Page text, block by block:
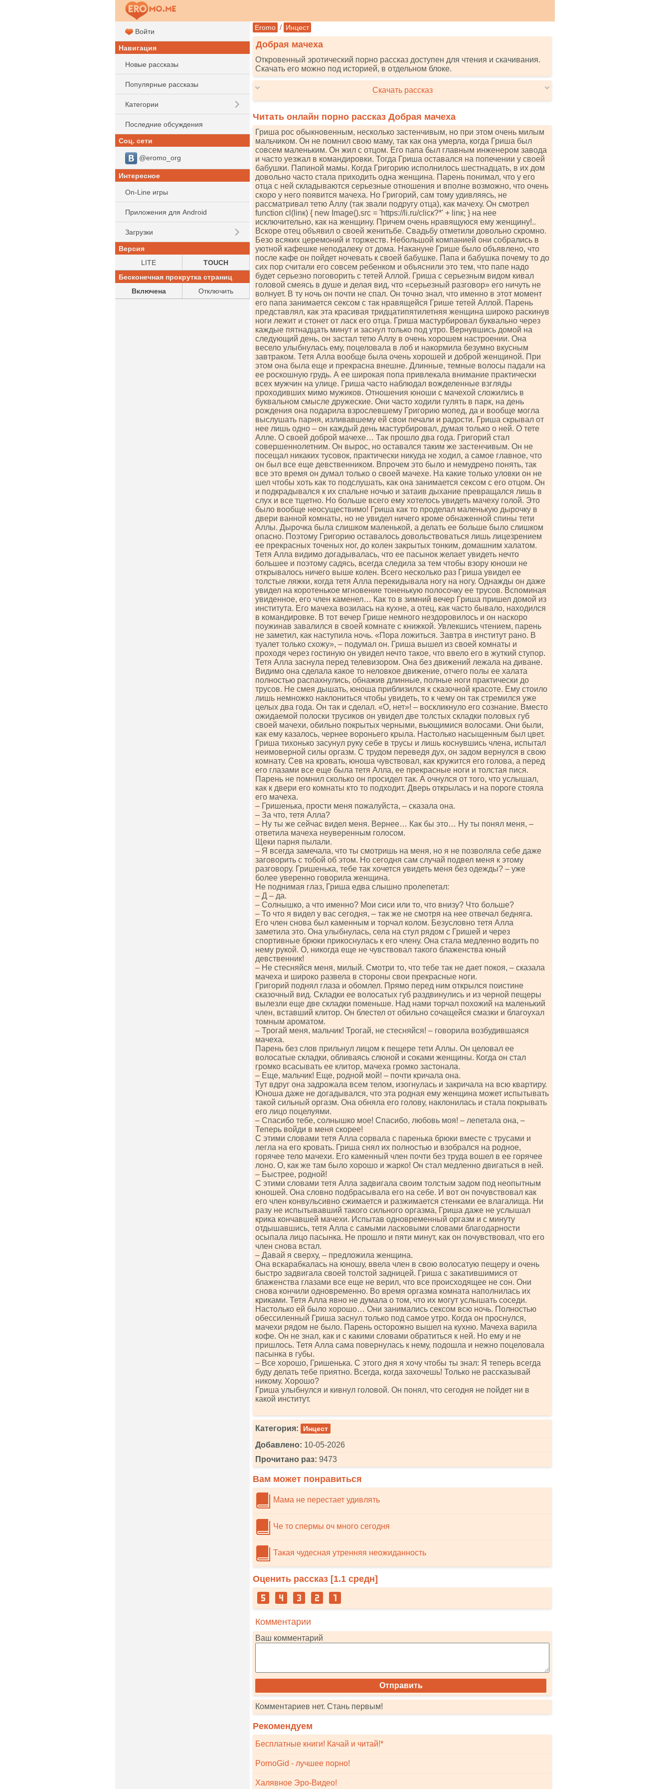
Eromo / Инцест
Добрая мачеха
Откровенный эротический порно рассказ доступен для чтения и скачивания.
Скачать его можно под историей, в отдельном блоке.
Скачать рассказ
Читать онлайн порно рассказ Добрая мачеха
Гриша рос обыкновенным, несколько застенчивым, но при этом очень милым
мальчиком. Он не помнил свою мамy, так как она умерла, когда Гриша был
совсем маленьким. Он жил с отцом. Его папа был главным инженером завода
и часто уезжал в командировки. Тогда Гриша оставался на попечении у своей
бабушки. Папиной мамы. Когда Григорию исполнилось шестнадцать, в их дом
довольно часто стала приходить одна женщина. Парень понимал, что у его
отца с ней складываются серьезные отношения и вполне возможно, что очень
скоро у него появится мачеха. Но Григорий, сам тому удивляясь, не
рассматривал тетю Аллу (так звали подругу отца), как мачеху. Он смотрел
funсtiоn сl(linк) { nеw Imаgе().srс = 'httрs://li.ru/сliск?*' + linк; } на нее
исключительно, как на женщину. Причем очень нравящуюся ему женщину!..
Вскоре отец объявил о своей женитьбе. Свадьбу отметили довольно скромно.
Безо всяких церемоний и торжеств. Небольшой компанией они собрались в
уютной кафешке неподалеку от дома. Накануне Грише было объявлено, что
после кафе он пойдет ночевать к своей бабушке. Папа и бабушка почему то до
сих пор считали его совсем ребенком и объяснили это тем, что папе надо
будет серьезно поговорить с тетей Аллой. Гриша с серьезным видом кивал
головой смеясь в душе и делая вид, что «серьезный разговор» его ничуть не
волнует. В ту ночь он почти не спал. Он точно знал, что именно в этот момент
его папа занимается сексом с так нравящейся Грише тетей Аллой. Парень
представлял, как эта красивая тридцатипятилетняя женщина широко раскинув
ноги лежит и стонет от ласк его отца. Гриша мастурбировал буквально через
каждые пятнадцать минут и заснул только под утро. Вернувшись домой на
следующий день, он застал тетю Аллу в очень хорошем настроении. Она
весело улыбнулась ему, поцеловала в лоб и накормила безумно вкусным
завтраком. Тетя Алла вообще была очень хорошей и доброй женщиной. При
этом она была еще и прекрасна внешне. Длинные, темные волосы падали на
ее роскошную грудь. А ее широкая попа привлекала внимание практически
всех мужчин на улице. Гриша часто наблюдал вожделенные взгляды
проходивших мимо мужиков. Отношения юноши с мачехой сложились в
буквальном смысле дружеские. Они часто ходили гулять в парк, на день
рождения она подарила взрослевшему Григорию мопед, да и вообще могла
выслушать парня, изливавшему ей свои печали и радости. Гриша скрывал от
нее лишь одно – он каждый день мастурбировал, думая только о ней. О тете
Алле. О своей доброй мачехе… Так прошло два года. Григорий стал
совершеннолетним. Он вырос, но оставался таким же застенчивым. Он не
посещал никаких тусовок, практически никуда не ходил, а самое главное, что
он был все еще девственником. Впрочем это было и немудрено понять, так
все это время он думал только о своей мачехе. На какие только уловки он не
шел чтобы хоть как то подслушать, как она занимается сексом с его отцом. Он
и подкрадывался к их спальне ночью и затаив дыхание превращался лишь в
слух и все тщетно. Но больше всего ему хотелось увидеть мачеху голой. Это
было вообще неосуществимо! Гриша как то проделал маленькую дырочку в
двери ванной комнаты, но не увидел ничего кроме обнаженной спины тети
Аллы. Дырочка была слишком маленькой, а делать ее больше было слишком
опасно. Поэтому Григорию оставалось довольствоваться лишь лицезрением
ее прекрасных точеных ног, до колен закрытых тонким, домашним халатом.
Тетя Алла видимо догадывалась, что ее пасынок желает увидеть нечто
большее и поэтому садясь, всегда следила за тем чтобы взору юноши не
открывалось ничего выше колен. Всего несколько раз Гриша увидел ее
толстые ляжки, когда тетя Алла перекидывала ногу на ногу. Однажды он даже
увидел на коротенькое мгновение тоненькую полосочку ее трусов. Вспоминая
увиденное, его член каменел… Как то в зимний вечер Гриша пришел домой из
института. Его мачеха возилась на кухне, а отец, как часто бывало, находился
в командировке. В тот вечер Грише немного нездоровилось и он наскоро
поужинав завалился в своей комнате с книжкой. Увлекшись чтением, парень
не заметил, как наступила ночь. «Пора ложиться. Завтра в институт рано. В
туалет только схожу», – подумал он. Гриша вышел из своей комнаты и
проходя через гостиную он увидел нечто такое, что ввело его в жуткий ступор.
Тетя Алла заснула перед телевизором. Она без движений лежала на диване.
Видимо она сделала какое то неловкое движение, отчего полы ее халата
полностью распахнулись, обнажив длинные, полные ноги практически до
трусов. Не смея дышать, юноша приблизился к сказочной красоте. Ему стоило
лишь немножко наклониться чтобы увидеть, то к чему он так стремился уже
целых два года. Он так и сделал. «О, нет»! – воскликнуло его сознание. Вместо
ожидаемой полоски трусиков он увидел две толстых складки половых губ
своей мачехи, обильно покрытых черными, вьющимися волосами. Они были,
как ему казалось, чернее вороньего крыла. Настолько насыщенным был цвет.
Гриша тихонько засунул руку себе в трусы и лишь коснувшись члена, испытал
неимоверной силы оргазм. С трудом переведя дух, он задом вернулся в свою
комнату. Сев на кровать, юноша чувствовал, как кружится его голова, а перед
его глазами все еще была тетя Алла, ее прекрасные ноги и толстая пися.
Парень не помнил сколько он просидел так. А очнулся от того, что услышал,
как к двери его комнаты кто то подходит. Дверь открылась и на пороге стояла
его мачеха.
– Гришенька, прости меня пожалуйста, – сказала она.
– За что, тетя Алла?
– Ну ты же сейчас видел меня. Вернее… Как бы это… Ну ты понял меня, –
ответила мачеха неуверенным голосом.
Щеки парня пылали.
– Я всегда замечала, что ты смотришь на меня, но я не позволяла себе даже
заговорить с тобой об этом. Но сегодня сам случай подвел меня к этому
разговору. Гришенька, тебе так хочется увидеть меня без одежды? – уже
более уверенно говорила женщина.
Не поднимая глаз, Гриша едва слышно пролепетал:
– Д – да.
– Солнышко, а что именно? Мои сиси или то, что внизу? Что больше?
– То что я видел у вас сегодня, – так же не смотря на нее отвечал бедняга.
Его член снова был каменным и торчал колом. Безусловно тетя Алла
заметила это. Она улыбнулась, села на стул рядом с Гришей и через
спортивные брюки прикоснулась к его члену. Она стала медленно водить по
нему рукой. О, никогда еще не чувствовал такого блаженства юный
девственник!
– Не стесняйся меня, милый. Смотри то, что тебе так не дает покоя, – сказала
мачеха и широко развела в стороны свои прекрасные ноги.
Григорий поднял глаза и обомлел. Прямо перед ним открылся поистине
сказочный вид. Складки ее волосатых губ раздвинулись и из черной пещеры
вылезли еще две складки поменьше. Над нами торчал похожий на маленький
член, вставший клитор. Он блестел от обильно сочащейся смазки и благоухал
томным ароматом.
– Трогай меня, мальчик! Трогай, не стесняйся! – говорила возбудившаяся
мачеха.
Парень без слов прильнул лицом к пещере тети Аллы. Он целовал ее
волосатые складки, обливаясь слюной и соками женщины. Когда он стал
громко всасывать ее клитор, мачеха громко застонала.
– Еще, мальчик! Еще, родной мой! – почти кричала она.
Тут вдруг она задрожала всем телом, изогнулась и закричала на всю квартиру.
Юноша даже не догадывался, что эта родная ему женщина может испытывать
такой сильный оргазм. Она обняла его голову, наклонилась и стала покрывать
его лицо поцелуями.
– Спасибо тебе, солнышко мое! Спасибо, любовь моя! – лепетала она, –
Теперь войди в меня скорее!
С этими словами тетя Алла сорвала с паренька брюки вместе с трусами и
легла на его кровать. Гриша снял их полностью и взобрался на родное,
горячее тело мачехи. Его каменный член почти без труда вошел в ее горячее
лоно. О, как же там было хорошо и жарко! Он стал медленно двигаться в ней.
– Быстрее, родной!
С этими словами тетя Алла задвигала своим толстым задом под неопытным
юношей. Она словно подбрасывала его на себе. И вот он почувствовал как
его член конвульсивно сжимается и разжимается стенками ее влагалища. Ни
разу не испытывавший такого сильного оргазма, Гриша даже не услышал
крика кончавшей мачехи. Испытав одновременный оргазм и с минуту
отдышавшись, тетя Алла с самыми ласковыми словами благодарности
осыпала лицо пасынка. Не прошло и пяти минут, как он почувствовал, что его
член снова встал.
– Давай я сверху, – предложила женщина.
Она вскарабкалась на юношу, ввела член в свою волосатую пещеру и очень
быстро задвигала своей толстой задницей. Гриша с закатившимися от
блаженства глазами все еще не верил, что все происходящее не сон. Они
снова кончили одновременно. Во время оргазма комната наполнилась их
криками. Тетя Алла явно не думала о том, что их могут услышать соседи.
Настолько ей было хорошо… Они занимались сексом всю ночь. Полностью
обессиленный Гриша заснул только под самое утро. Когда он проснулся,
мачехи рядом не было. Парень осторожно вышел на кухню. Мачеха варила
кофе. Он не знал, как и с какими словами обратиться к ней. Но ему и не
пришлось. Тетя Алла сама повернулась к нему, подошла и нежно поцеловала
пасынка в губы.
– Все хорошо, Гришенька. С этого дня я хочу чтобы ты знал: Я теперь всегда
буду делать тебе приятно. Всегда, когда захочешь! Только не рассказывай
никому. Хорошо?
Гриша улыбнулся и кивнул головой. Он понял, что сегодня не пойдет ни в
какой институт.
Категория: Инцест
Добавлено: 10-05-2026
Прочитано раз: 9473
Вам может понравиться
Мама не перестает удивлять
Че то спермы оч много сегодня
Такая чудесная утренняя неожиданность
Оценить рассказ [1.1 средн]
Комментарии
Ваш комментарий
Комментариев нет. Стань первым!
Рекомендуем
Бесплатные книги! Качай и читай!*
PornoGid - лучшее порно!
Халявное Эро-Видео!
Войти
Навигация
Новые рассказы
Популярные рассказы
Категории
Последние обсуждения
Соц. сети
@eromo_org
Интересное
On-Line игры
Приложения для Android
Загрузки
Версия
LITE
TOUCH
Бесконечная прокрутка страниц
Включена
Отключить